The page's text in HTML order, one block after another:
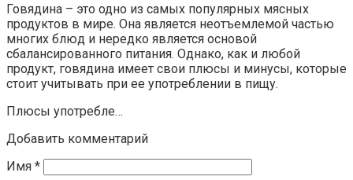
Говядина – это одно из самых популярных мясных
продуктов в мире. Она является неотъемлемой частью
многих блюд и нередко является основой
сбалансированного питания. Однако, как и любой
продукт, говядина имеет свои плюсы и минусы, которые
стоит учитывать при ее употреблении в пищу.
Плюсы употребле…
Добавить комментарий
Имя *